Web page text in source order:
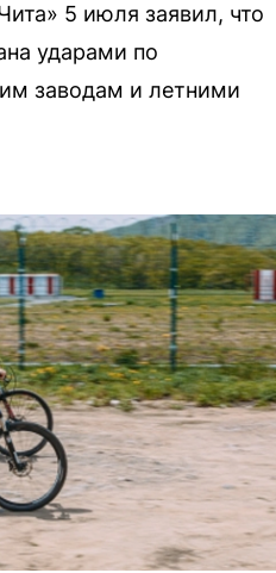
5 июля заявил, что
ударами по
заводам и летними